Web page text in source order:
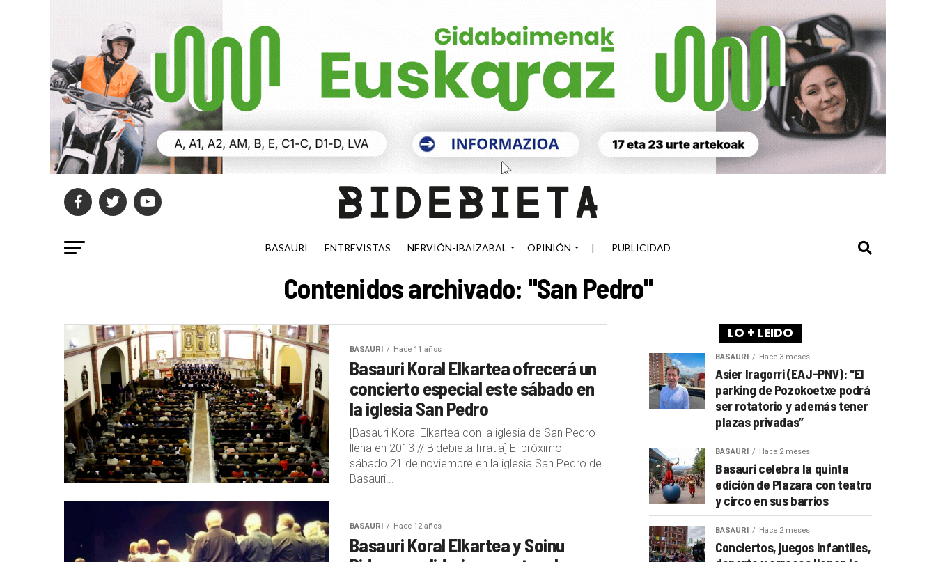
BASAURI ENTREVISTAS NERVIÓN-IBAIZABAL OPINIÓN | PUBLICIDAD
Contenidos archivado: "San Pedro"
BASAURI Hace 11 años
Basauri Koral Elkartea ofrecerá un
concierto especial este sábado en
la iglesia San Pedro
[Basauri Koral Elkartea con la iglesia de San Pedro
llena en 2013 // Bidebieta Irratia] El próximo
sábado 21 de noviembre en la iglesia San Pedro de
Basauri...
BASAURI Hace 12 años
Basauri Koral Elkartea y Soinu
LO + LEIDO
BASAURI Hace 3 meses
Asier Iragorri (EAJ-PNV): “El
parking de Pozokoetxe podrá
ser rotatorio y además tener
plazas privadas”
BASAURI Hace 2 meses
Basauri celebra la quinta
edición de Plazara con teatro
y circo en sus barrios
BASAURI Hace 2 meses
Conciertos, juegos infantiles,